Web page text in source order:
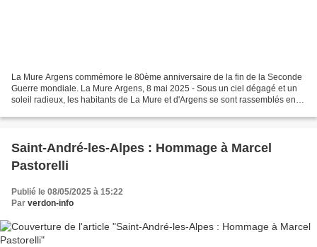
La Mure Argens commémore le 80ème anniversaire de la fin de la Seconde
Guerre mondiale. La Mure Argens, 8 mai 2025 - Sous un ciel dégagé et un
soleil radieux, les habitants de La Mure et d'Argens se sont rassemblés en
Saint-André-les-Alpes : Hommage à Marcel
Pastorelli
Publié le 08/05/2025 à 15:22
Par verdon-info